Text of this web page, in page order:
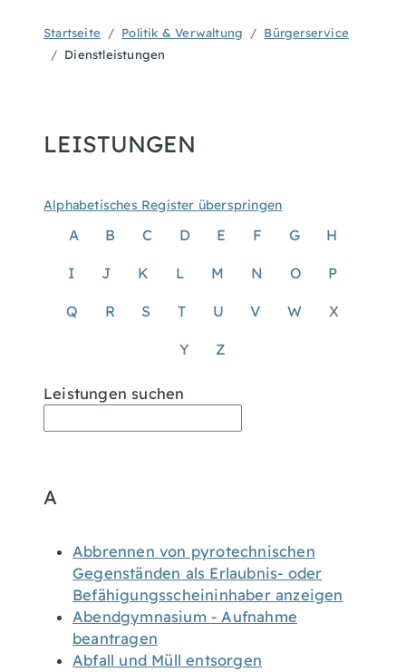
Startseite Politik & Verwaltung
Bürgerservice
Dienstleistungen
LEISTUNGEN
Alphabetisches Register überspringen
A B C D E F G H
I J K L M N O P
Q R S T U V W X
Y Z
Leistungen suchen
A
Abbrennen von pyrotechnischen
Gegenständen als Erlaubnis- oder
Befähigungsscheininhaber anzeigen
Abendgymnasium - Aufnahme
beantragen
Abfall und Müll entsorgen